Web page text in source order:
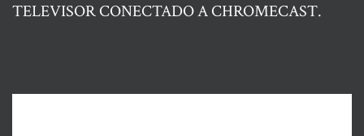
TELEVISOR CONECTADO A CHROMECAST.